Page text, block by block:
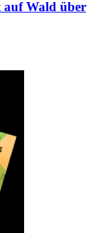
auf Wald über